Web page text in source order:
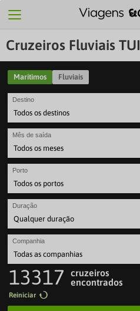
Cruzeiros Fluviais TUI
Marítimos Fluviais
Destino
Mês de saída
Porto
Duração
Companhia
13317
cruzeiros
encontrados
Reiniciar